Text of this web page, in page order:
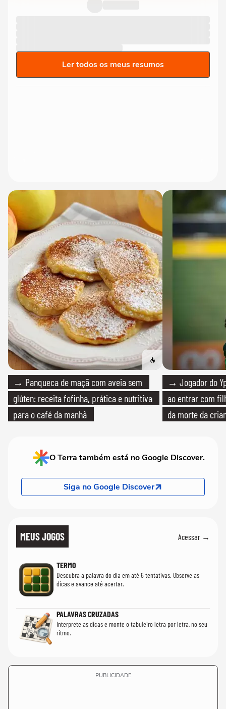
Ler todos os meus resumos
→ Panqueca de maçã com aveia sem
glúten: receita fofinha, prática e nutritiva
para o café da manhã
→ Jogador do
ao entrar com
da morte da
O Terra também está no Google Discover.
Siga no Google Discover
MEUS JOGOS Acessar →
TERMO
Descubra a palavra do dia em até 6 tentativas. Observe as
dicas e avance até acertar.
PALAVRAS CRUZADAS
Interprete as dicas e monte o tabuleiro letra por letra, no seu
ritmo.
PUBLICIDADE